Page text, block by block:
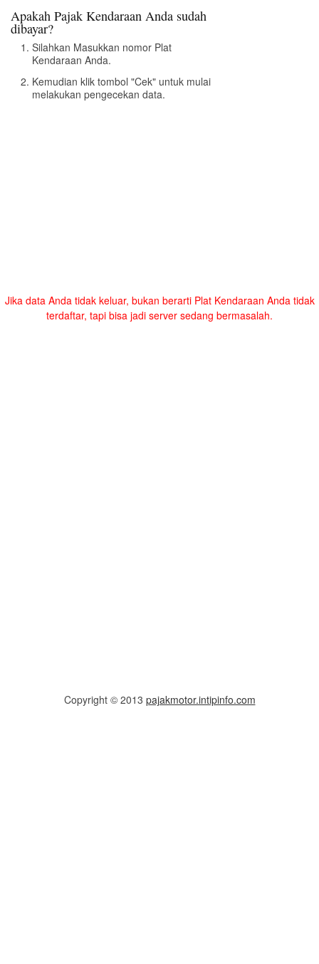
Apakah Pajak Kendaraan Anda sudah
dibayar?
Silahkan Masukkan nomor Plat
Kendaraan Anda.
Kemudian klik tombol "Cek" untuk mulai
melakukan pengecekan data.
Jika data Anda tidak keluar, bukan berarti Plat Kendaraan Anda tidak
terdaftar, tapi bisa jadi server sedang bermasalah.
Copyright © 2013 pajakmotor.intipinfo.com